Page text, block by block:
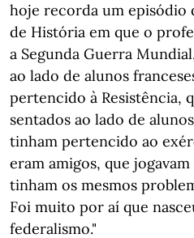
hoje recorda um episódio
de História em que o
a Segunda Guerra
ao lado de alunos
pertencido à Resistência,
sentados ao lado de
tinham pertencido ao
eram amigos, que
tinham os mesmos
Foi muito por aí que
federalismo."